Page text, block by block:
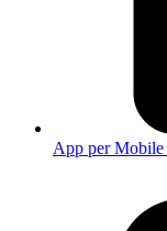
App per Mobile